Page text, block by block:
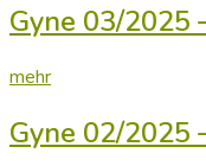
Gyne 03/2025
mehr
Gyne 02/2025